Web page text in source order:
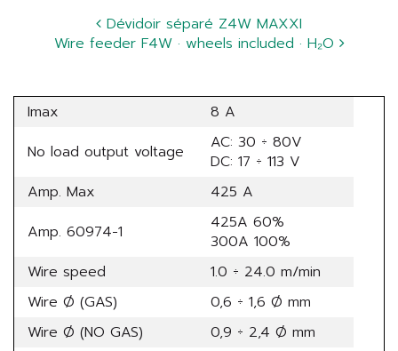
Dévidoir séparé Z4W MAXXI
Wire feeder F4W · wheels included · H₂O
Imax
8 A
No load output voltage
AC: 30 ÷ 80V
DC: 17 ÷ 113 V
Amp. Max
425 A
Amp. 60974-1
425A 60%
300A 100%
Wire speed
1.0 ÷ 24.0 m/min
Wire Ø (GAS)
0,6 ÷ 1,6 Ø mm
Wire Ø (NO GAS)
0,9 ÷ 2,4 Ø mm